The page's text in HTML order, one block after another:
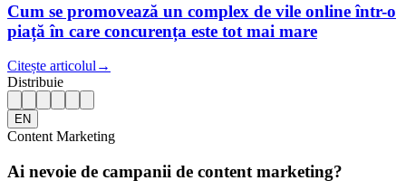
Cum se promovează un complex de vile online într-o
piață în care concurența este tot mai mare
Citește articolul →
Distribuie
EN
Content Marketing
Ai nevoie de campanii de content marketing?